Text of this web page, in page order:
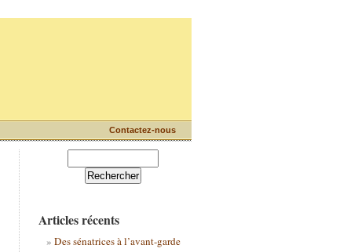
Contactez-nous
Articles récents
Des sénatrices à l’avant-garde